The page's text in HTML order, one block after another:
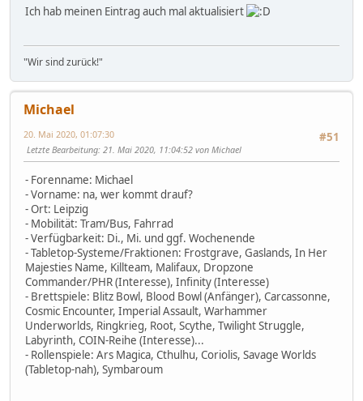
Ich hab meinen Eintrag auch mal aktualisiert
"Wir sind zurück!"
Michael
#51
20. Mai 2020, 01:07:30
Letzte Bearbeitung: 21. Mai 2020, 11:04:52 von Michael
- Forenname: Michael
- Vorname: na, wer kommt drauf?
- Ort: Leipzig
- Mobilität: Tram/Bus, Fahrrad
- Verfügbarkeit: Di., Mi. und ggf. Wochenende
- Tabletop-Systeme/Fraktionen: Frostgrave, Gaslands, In Her
Majesties Name, Killteam, Malifaux, Dropzone
Commander/PHR (Interesse), Infinity (Interesse)
- Brettspiele: Blitz Bowl, Blood Bowl (Anfänger), Carcassonne,
Cosmic Encounter, Imperial Assault, Warhammer
Underworlds, Ringkrieg, Root, Scythe, Twilight Struggle,
Labyrinth, COIN-Reihe (Interesse)...
- Rollenspiele: Ars Magica, Cthulhu, Coriolis, Savage Worlds
(Tabletop-nah), Symbaroum